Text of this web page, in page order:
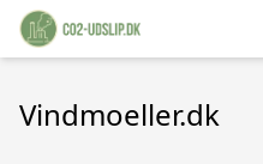
Vindmoeller.dk